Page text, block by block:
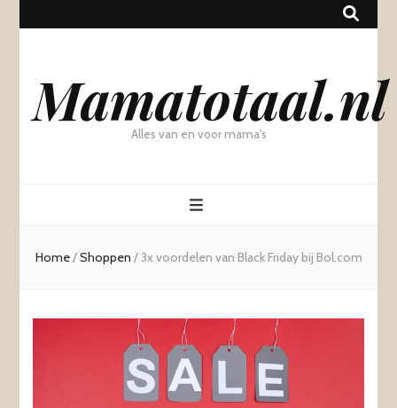
Mamatotaal.nl
Alles van en voor mama's
Home/Shoppen /3x voordelen van Black Friday bij Bol.com